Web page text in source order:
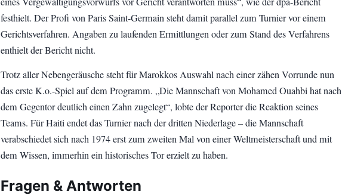
festhielt. Der Profi von Paris Saint-Germain steht damit parallel zum Turnier vor einem
Gerichtsverfahren. Angaben zu laufenden Ermittlungen oder zum Stand des Verfahrens
enthielt der Bericht nicht.
Trotz aller Nebengeräusche steht für Marokkos Auswahl nach einer zähen Vorrunde nun
das erste K.o.-Spiel auf dem Programm. „Die Mannschaft von Mohamed Ouahbi hat nach
dem Gegentor deutlich einen Zahn zugelegt“, lobte der Reporter die Reaktion seines
Teams. Für Haiti endet das Turnier nach der dritten Niederlage – die Mannschaft
verabschiedet sich nach 1974 erst zum zweiten Mal von einer Weltmeisterschaft und mit
dem Wissen, immerhin ein historisches Tor erzielt zu haben.
Fragen & Antworten